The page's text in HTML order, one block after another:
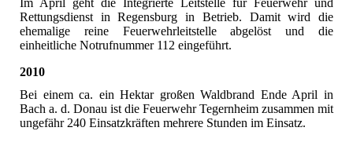
Im April geht die Integrierte Leitstelle für Feuerwehr und
Rettungsdienst in Regensburg in Betrieb. Damit wird die
ehemalige reine Feuerwehrleitstelle abgelöst und die
einheitliche Notrufnummer 112 eingeführt.
2010
Bei einem ca. ein Hektar großen Waldbrand Ende April in
Bach a. d. Donau ist die Feuerwehr Tegernheim zusammen mit
ungefähr 240 Einsatzkräften mehrere Stunden im Einsatz.